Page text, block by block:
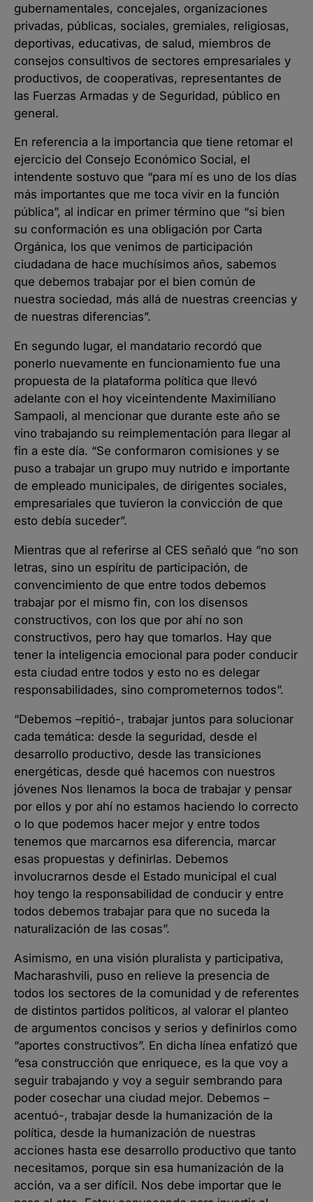
gubernamentales, concejales, organizaciones
privadas, públicas, sociales, gremiales, religiosas,
deportivas, educativas, de salud, miembros de
consejos consultivos de sectores empresariales y
productivos, de cooperativas, representantes de
las Fuerzas Armadas y de Seguridad, público en
general.
En referencia a la importancia que tiene retomar el
ejercicio del Consejo Económico Social, el
intendente sostuvo que “para mí es uno de los días
más importantes que me toca vivir en la función
pública”, al indicar en primer término que “si bien
su conformación es una obligación por Carta
Orgánica, los que venimos de participación
ciudadana de hace muchísimos años, sabemos
que debemos trabajar por el bien común de
nuestra sociedad, más allá de nuestras creencias y
de nuestras diferencias”.
En segundo lugar, el mandatario recordó que
ponerlo nuevamente en funcionamiento fue una
propuesta de la plataforma política que llevó
adelante con el hoy viceintendente Maximiliano
Sampaoli, al mencionar que durante este año se
vino trabajando su reimplementación para llegar al
fin a este día. “Se conformaron comisiones y se
puso a trabajar un grupo muy nutrido e importante
de empleado municipales, de dirigentes sociales,
empresariales que tuvieron la convicción de que
esto debía suceder”.
Mientras que al referirse al CES señaló que “no son
letras, sino un espíritu de participación, de
convencimiento de que entre todos debemos
trabajar por el mismo fin, con los disensos
constructivos, con los que por ahí no son
constructivos, pero hay que tomarlos. Hay que
tener la inteligencia emocional para poder conducir
esta ciudad entre todos y esto no es delegar
responsabilidades, sino comprometernos todos”.
“Debemos –repitió-, trabajar juntos para solucionar
cada temática: desde la seguridad, desde el
desarrollo productivo, desde las transiciones
energéticas, desde qué hacemos con nuestros
jóvenes Nos llenamos la boca de trabajar y pensar
por ellos y por ahí no estamos haciendo lo correcto
o lo que podemos hacer mejor y entre todos
tenemos que marcarnos esa diferencia, marcar
esas propuestas y definirlas. Debemos
involucrarnos desde el Estado municipal el cual
hoy tengo la responsabilidad de conducir y entre
todos debemos trabajar para que no suceda la
naturalización de las cosas”.
Asimismo, en una visión pluralista y participativa,
Macharashvili, puso en relieve la presencia de
todos los sectores de la comunidad y de referentes
de distintos partidos políticos, al valorar el planteo
de argumentos concisos y serios y definirlos como
“aportes constructivos”. En dicha línea enfatizó que
“esa construcción que enriquece, es la que voy a
seguir trabajando y voy a seguir sembrando para
poder cosechar una ciudad mejor. Debemos –
acentuó-, trabajar desde la humanización de la
política, desde la humanización de nuestras
acciones hasta ese desarrollo productivo que tanto
necesitamos, porque sin esa humanización de la
acción, va a ser difícil. Nos debe importar que le